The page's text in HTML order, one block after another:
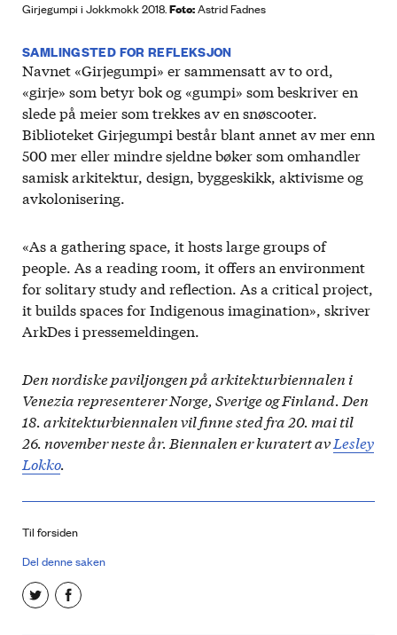
Girjegumpi i Jokkmokk 2018.Foto:Astrid Fadnes
SAMLINGSTED FOR REFLEKSJON
Navnet «Girjegumpi» er sammensatt av to ord,
«girje» som betyr bok og «gumpi» som beskriver en
slede på meier som trekkes av en snøscooter.
Biblioteket Girjegumpi består blant annet av mer enn
500 mer eller mindre sjeldne bøker som omhandler
samisk arkitektur, design, byggeskikk, aktivisme og
avkolonisering.
«As a gathering space, it hosts large groups of
people. As a reading room, it offers an environment
for solitary study and reflection. As a critical project,
it builds spaces for Indigenous imagination», skriver
ArkDes i pressemeldingen.
Den nordiske paviljongen på arkitekturbiennalen i
Venezia representerer Norge, Sverige og Finland. Den
18. arkitekturbiennalen vil finne sted fra 20. mai til
26. november neste år. Biennalen er kuratert avLesley
Lokko.
Til forsiden
Del denne saken